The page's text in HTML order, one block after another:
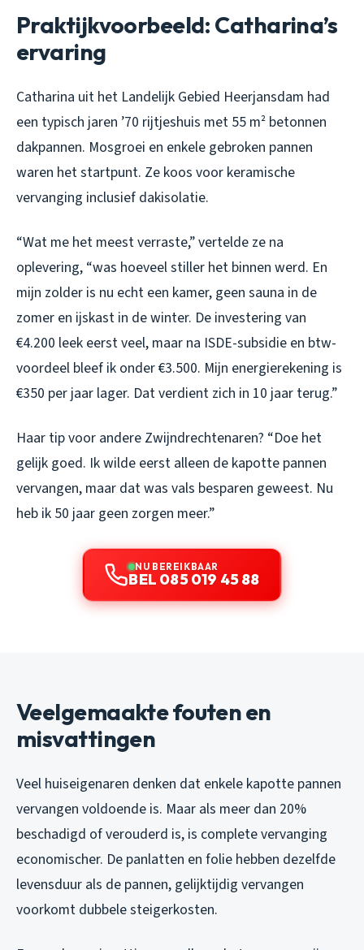
Praktijkvoorbeeld: Catharina’s
ervaring
Catharina uit het Landelijk Gebied Heerjansdam had
een typisch jaren ’70 rijtjeshuis met 55 m² betonnen
dakpannen. Mosgroei en enkele gebroken pannen
waren het startpunt. Ze koos voor keramische
vervanging inclusief dakisolatie.
“Wat me het meest verraste,” vertelde ze na
oplevering, “was hoeveel stiller het binnen werd. En
mijn zolder is nu echt een kamer, geen sauna in de
zomer en ijskast in de winter. De investering van
€4.200 leek eerst veel, maar na ISDE-subsidie en btw-
voordeel bleef ik onder €3.500. Mijn energierekening is
€350 per jaar lager. Dat verdient zich in 10 jaar terug.”
Haar tip voor andere Zwijndrechtenaren? “Doe het
gelijk goed. Ik wilde eerst alleen de kapotte pannen
vervangen, maar dat was vals besparen geweest. Nu
heb ik 50 jaar geen zorgen meer.”
NU BEREIKBAAR
BEL 085 019 45 88
Veelgemaakte fouten en
misvattingen
Veel huiseigenaren denken dat enkele kapotte pannen
vervangen voldoende is. Maar als meer dan 20%
beschadigd of verouderd is, is complete vervanging
economischer. De panlatten en folie hebben dezelfde
levensduur als de pannen, gelijktijdig vervangen
voorkomt dubbele steigerkosten.